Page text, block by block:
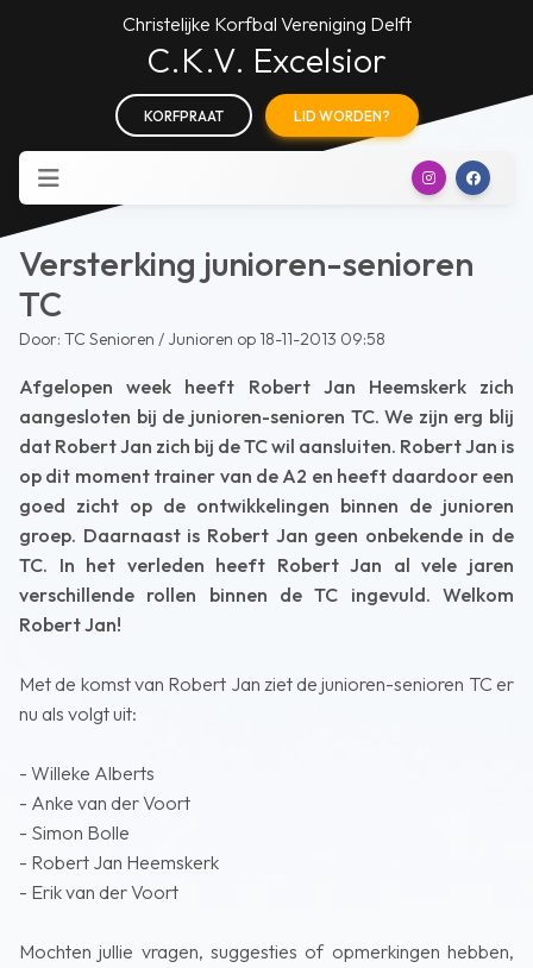
Christelijke Korfbal Vereniging Delft
C.K.V. Excelsior
KORFPRAAT LID WORDEN?
Versterking junioren-senioren
TC
Door: TC Senioren / Junioren op 18-11-2013 09:58
Afgelopen week heeft Robert Jan Heemskerk zich
aangesloten bij de junioren-senioren TC. We zijn erg blij
dat Robert Jan zich bij de TC wil aansluiten. Robert Jan is
op dit moment trainer van de A2 en heeft daardoor een
goed zicht op de ontwikkelingen binnen de junioren
groep. Daarnaast is Robert Jan geen onbekende in de
TC. In het verleden heeft Robert Jan al vele jaren
verschillende rollen binnen de TC ingevuld. Welkom
Robert Jan!
Met de komst van Robert Jan ziet de junioren-senioren TC er
nu als volgt uit:
- Willeke Alberts
- Anke van der Voort
- Simon Bolle
- Robert Jan Heemskerk
- Erik van der Voort
Mochten jullie vragen, suggesties of opmerkingen hebben,